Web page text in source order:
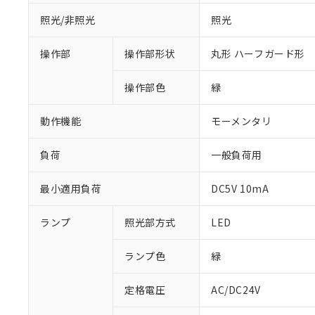
照光/非照光 照光
操作部 操作部形状 丸形 ハーフガード形
操作部色 緑
動作機能 モーメンタリ
負荷 一般負荷用
最小適用負荷 DC5V 10mA
ランプ 照光部方式 LED
ランプ色 緑
定格電圧 AC/DC24V
ご利用条件
※1 対応状況
対応予定：EU
対応予定なし：